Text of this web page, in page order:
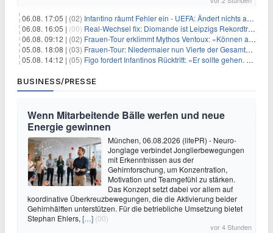
06.08. 17:05 | (02) Infantino räumt Fehler ein - UEFA: Ändert nichts an Boykott
06.08. 16:05 | (00) Real-Wechsel fix: Diomande ist Leipzigs Rekordtransfer
06.08. 09:12 | (02) Frauen-Tour erklimmt Mythos Ventoux: «Können alles schaffen»
05.08. 18:08 | (03) Frauen-Tour: Niedermaier nun Vierte der Gesamtwertung
05.08. 14:12 | (05) Figo fordert Infantinos Rücktritt: «Er sollte gehen. Jetzt»
BUSINESS/PRESSE
Wenn Mitarbeitende Bälle werfen und neue
Energie gewinnen
München, 06.08.2026 (lifePR) - Neuro-
Jonglage verbindet Jonglierbewegungen
mit Erkenntnissen aus der
Gehirnforschung, um Konzentration,
Motivation und Teamgefühl zu stärken.
Das Konzept setzt dabei vor allem auf
koordinative Überkreuzbewegungen, die die Aktivierung beider
Gehirnhälften unterstützen. Für die betriebliche Umsetzung bietet
Stephan Ehlers, […] (00)
vor 4 Stunden